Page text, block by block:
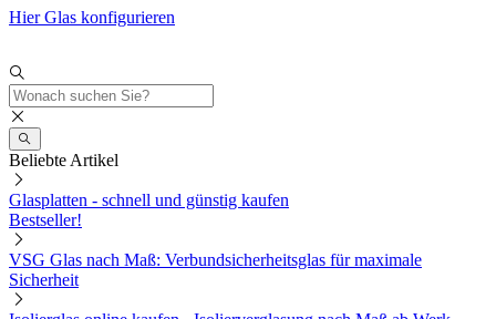
Hier Glas konfigurieren
Beliebte Artikel
Glasplatten - schnell und günstig kaufen
Bestseller!
VSG Glas nach Maß: Verbundsicherheitsglas für maximale
Sicherheit